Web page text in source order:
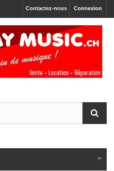
Connexion
Contactez-nous